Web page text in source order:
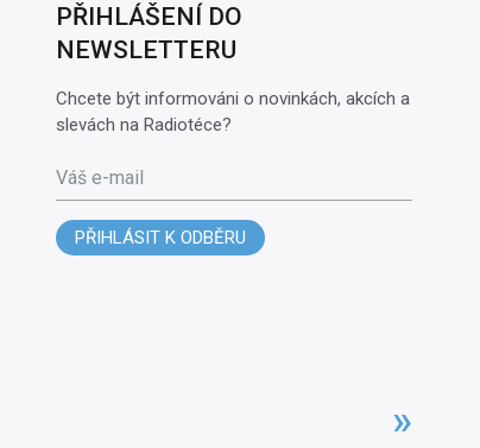
PŘIHLÁŠENÍ DO
NEWSLETTERU
Chcete být informováni o novinkách, akcích a
slevách na Radiotéce?
Váš e-mail
PŘIHLÁSIT K ODBĚRU